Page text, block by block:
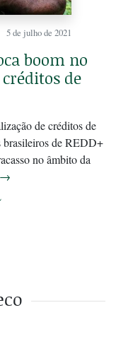
5 de julho de 2021
boom no
de
de créditos de
brasileiros de REDD+
no âmbito da
→